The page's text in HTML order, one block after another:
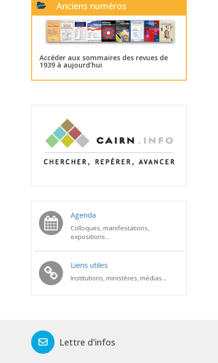
Anciens numéros
Accéder aux sommaires des revues de
1939 à aujourd’hui
Agenda
Colloques, manifestations,
expositions...
Liens utiles
Institutions, ministères, médias...
Lettre d'infos